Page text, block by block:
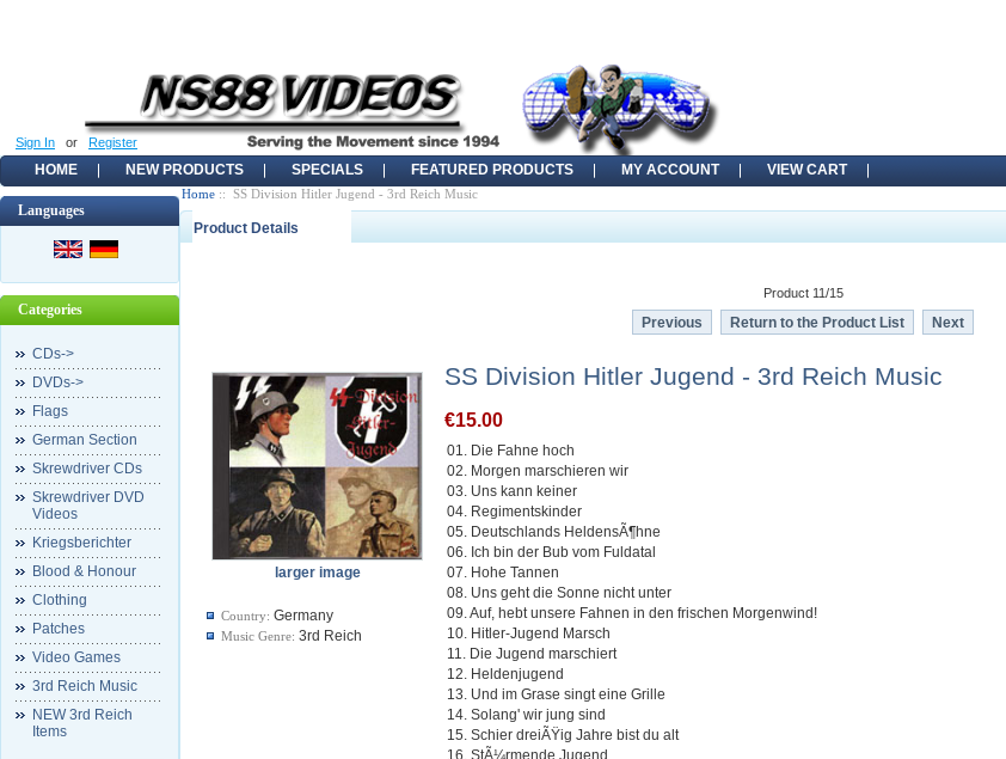
Sign In or Register
HOME NEW PRODUCTS SPECIALS FEATURED PRODUCTS MY ACCOUNT VIEW CART
Languages
Categories
CDs->
DVDs->
Flags
German Section
Skrewdriver CDs
Skrewdriver DVD
Videos
Kriegsberichter
Blood & Honour
Clothing
Patches
Video Games
3rd Reich Music
NEW 3rd Reich
Items
Home :: SS Division Hitler Jugend - 3rd Reich Music
Product Details
Product 11/15
Previous Return to the Product List Next
larger image
Country: Germany
Music Genre: 3rd Reich
SS Division Hitler Jugend - 3rd Reich Music
€15.00
01. Die Fahne hoch
02. Morgen marschieren wir
03. Uns kann keiner
04. Regimentskinder
05. Deutschlands HeldensÃ¶hne
06. Ich bin der Bub vom Fuldatal
07. Hohe Tannen
08. Uns geht die Sonne nicht unter
09. Auf, hebt unsere Fahnen in den frischen Morgenwind!
10. Hitler-Jugend Marsch
11. Die Jugend marschiert
12. Heldenjugend
13. Und im Grase singt eine Grille
14. Solang' wir jung sind
15. Schier dreiÃŸig Jahre bist du alt
16. StÃ¼rmende Jugend